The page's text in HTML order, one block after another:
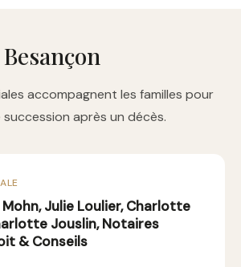
accompagnent les familles pour
après un décès.
Julie Loulier, Charlotte
Jouslin, Notaires
& Conseils